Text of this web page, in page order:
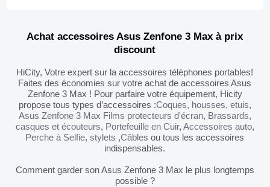
Achat accessoires Asus Zenfone 3 Max à prix
discount
HiCity, Votre expert sur la accessoires téléphones portables!
Faites des économies sur votre achat de accessoires Asus
Zenfone 3 Max ! Pour parfaire votre équipement, Hicity
propose tous types d’accessoires :Coques, housses, etuis,
Asus Zenfone 3 Max Films protecteurs d'écran, Brassards,
casques et écouteurs, Portefeuille en Cuir, Accessoires auto,
Perche à Selfie,stylets ,Câbles ou tous les accessoires
indispensables.
Comment garder son Asus Zenfone 3 Max le plus longtemps
possible ?